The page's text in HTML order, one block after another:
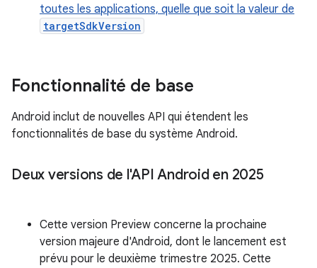
toutes les applications, quelle que soit la valeur de
targetSdkVersion
Fonctionnalité de base
Android inclut de nouvelles API qui étendent les
fonctionnalités de base du système Android.
Deux versions de l'API Android en 2025
Cette version Preview concerne la prochaine
version majeure d'Android, dont le lancement est
prévu pour le deuxième trimestre 2025. Cette